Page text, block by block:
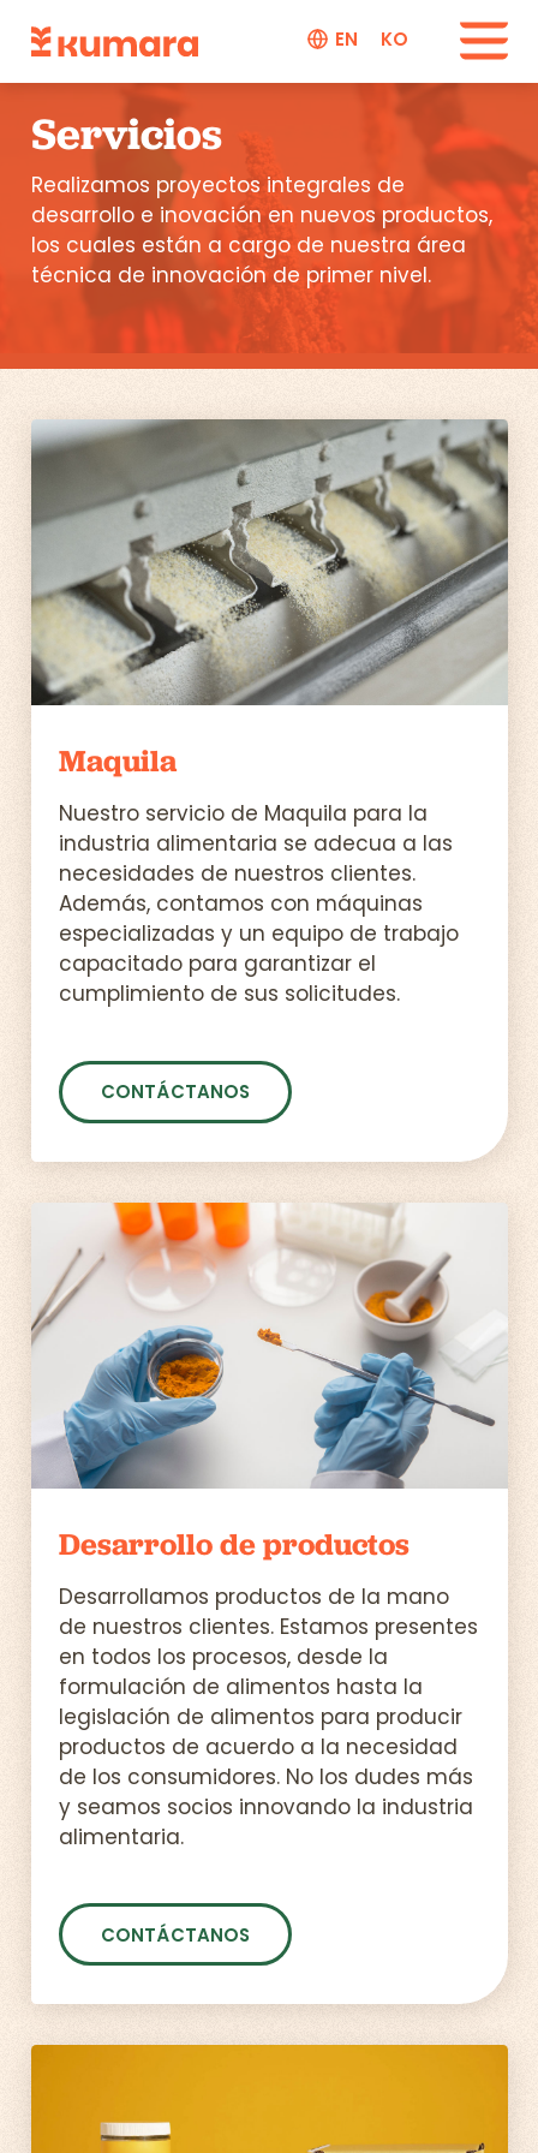
EN KO
Servicios
Realizamos proyectos integrales de
desarrollo e inovación en nuevos productos,
los cuales están a cargo de nuestra área
técnica de innovación de primer nivel.
Maquila
Nuestro servicio de Maquila para la
industria alimentaria se adecua a las
necesidades de nuestros clientes.
Además, contamos con máquinas
especializadas y un equipo de trabajo
capacitado para garantizar el
cumplimiento de sus solicitudes.
CONTÁCTANOS
Desarrollo de productos
Desarrollamos productos de la mano
de nuestros clientes. Estamos presentes
en todos los procesos, desde la
formulación de alimentos hasta la
legislación de alimentos para producir
productos de acuerdo a la necesidad
de los consumidores. No los dudes más
y seamos socios innovando la industria
alimentaria.
CONTÁCTANOS